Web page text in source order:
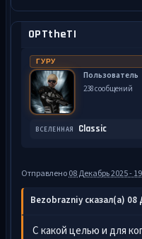
OPTtheTI
ГУРУ
Пользователь
238 сообщений
ВСЕЛЕННАЯ Classic
Отправлено08 Декабрь 2025 -
Bezobrazniy сказал(а) 08
С какой целью и для